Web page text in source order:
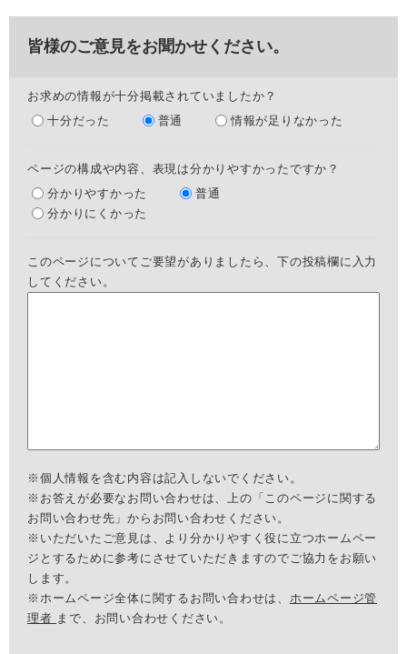
皆様のご意見をお聞かせください。
お求めの情報が十分掲載されていましたか？
十分だった
普通 情報が足りなかった
ページの構成や内容、表現は分かりやすかったですか？
分かりやすかった
普通
分かりにくかった
このページについてご要望がありましたら、下の投稿欄に入力
してください。
※個人情報を含む内容は記入しないでください。
※お答えが必要なお問い合わせは、上の「このページに関する
お問い合わせ先」からお問い合わせください。
※いただいたご意見は、より分かりやすく役に立つホームペー
ジとするために参考にさせていただきますのでご協力をお願い
します。
※ホームページ全体に関するお問い合わせは、 ホームページ管
理者 まで、お問い合わせください。